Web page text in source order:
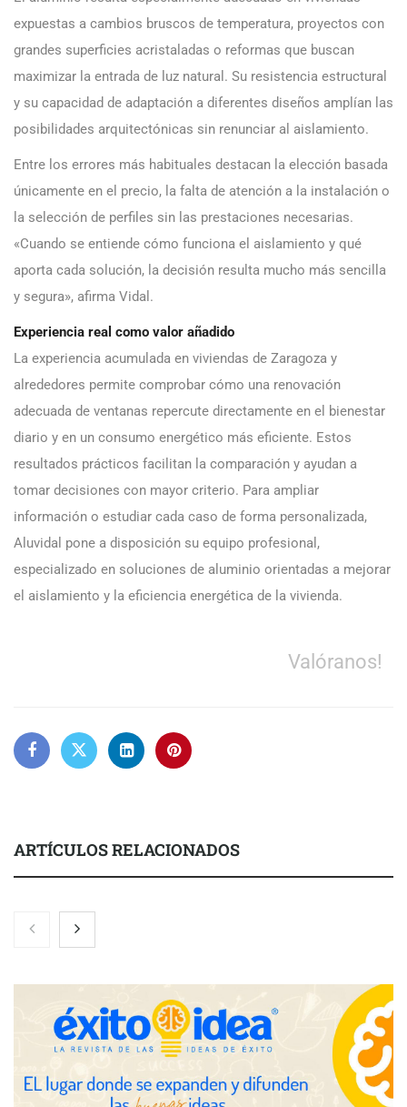
expuestas a cambios bruscos de temperatura, proyectos con
grandes superficies acristaladas o reformas que buscan
maximizar la entrada de luz natural. Su resistencia estructural
y su capacidad de adaptación a diferentes diseños amplían las
posibilidades arquitectónicas sin renunciar al aislamiento.
Entre los errores más habituales destacan la elección basada
únicamente en el precio, la falta de atención a la instalación o
la selección de perfiles sin las prestaciones necesarias.
«Cuando se entiende cómo funciona el aislamiento y qué
aporta cada solución, la decisión resulta mucho más sencilla
y segura», afirma Vidal.
Experiencia real como valor añadido
La experiencia acumulada en viviendas de Zaragoza y
alrededores permite comprobar cómo una renovación
adecuada de ventanas repercute directamente en el bienestar
diario y en un consumo energético más eficiente. Estos
resultados prácticos facilitan la comparación y ayudan a
tomar decisiones con mayor criterio. Para ampliar
información o estudiar cada caso de forma personalizada,
Aluvidal pone a disposición su equipo profesional,
especializado en soluciones de aluminio orientadas a mejorar
el aislamiento y la eficiencia energética de la vivienda.
Valóranos!
ARTÍCULOS RELACIONADOS